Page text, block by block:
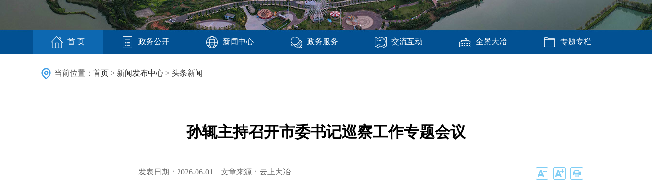
首 页 政务公开 新闻中心 政务服务 交流互动 全景大冶 专题专栏
当前位置： 首页 > 新闻发布中心 > 头条新闻
孙辄主持召开市委书记巡察工作专题会议
发表日期：2026-06-01 文章来源：云上大冶